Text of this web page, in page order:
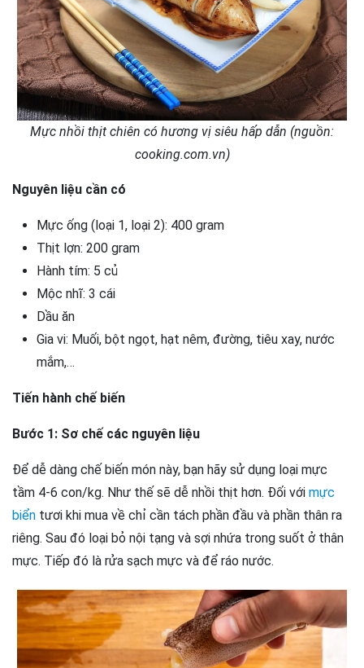
Mực nhồi thịt chiên có hương vị siêu hấp dẫn (nguồn:
cooking.com.vn)
Nguyên liệu cần có
Mực ống (loại 1, loại 2): 400 gram
Thịt lợn: 200 gram
Hành tím: 5 củ
Mộc nhĩ: 3 cái
Dầu ăn
Gia vi: Muối, bột ngọt, hạt nêm, đường, tiêu xay, nước
mắm,…
Tiến hành chế biến
Bước 1: Sơ chế các nguyên liệu
Để dễ dàng chế biến món này, bạn hãy sử dụng loại mực
tầm 4-6 con/kg. Như thế sẽ dễ nhồi thịt hơn. Đối với mực
biển tươi khi mua về chỉ cần tách phần đầu và phần thân ra
riêng. Sau đó loại bỏ nội tạng và sợi nhứa trong suốt ở thân
mực. Tiếp đó là rửa sạch mực và để ráo nước.